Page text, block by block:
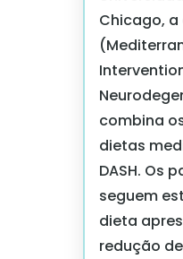
Chicago, a
combina
dietas
DASH. Os
seguem
dieta
redução